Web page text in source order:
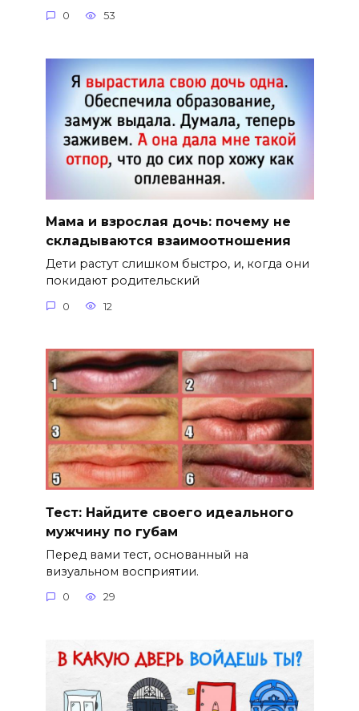
0 53
Мама и взрослая дочь: почему не
складываются взаимоотношения
Дети растут слишком быстро, и, когда они
покидают родительский
0 12
Тест: Найдите своего идеального
мужчину по губам
Перед вами тест, основанный на
визуальном восприятии.
0 29